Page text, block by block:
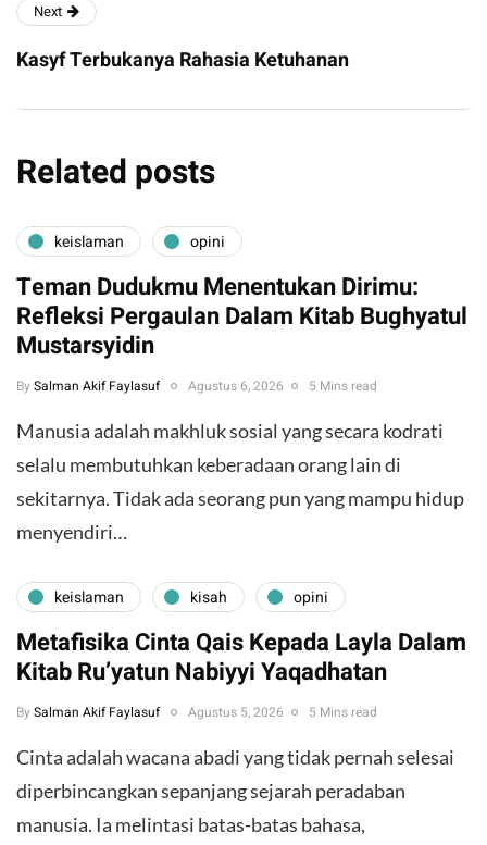
Next
Kasyf Terbukanya Rahasia Ketuhanan
Related posts
keislaman opini
Teman Dudukmu Menentukan Dirimu:
Refleksi Pergaulan Dalam Kitab Bughyatul
Mustarsyidin
By Salman Akif Faylasuf Agustus 6, 2026 5 Mins read
Manusia adalah makhluk sosial yang secara kodrati
selalu membutuhkan keberadaan orang lain di
sekitarnya. Tidak ada seorang pun yang mampu hidup
menyendiri…
keislaman kisah opini
Metafisika Cinta Qais Kepada Layla Dalam
Kitab Ru’yatun Nabiyyi Yaqadhatan
By Salman Akif Faylasuf Agustus 5, 2026 5 Mins read
Cinta adalah wacana abadi yang tidak pernah selesai
diperbincangkan sepanjang sejarah peradaban
manusia. Ia melintasi batas-batas bahasa,